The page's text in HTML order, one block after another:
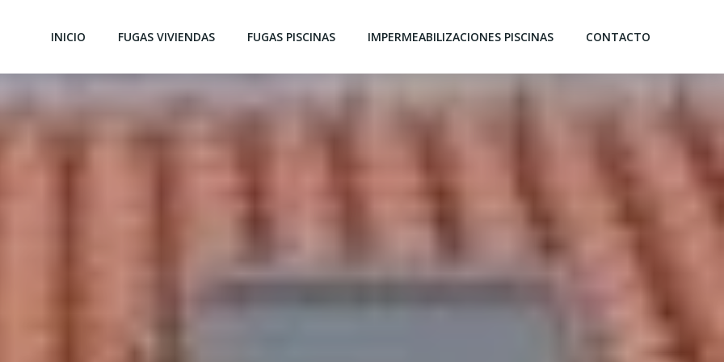
INICIO FUGAS VIVIENDAS FUGAS PISCINAS IMPERMEABILIZACIONES PISCINAS CONTACTO